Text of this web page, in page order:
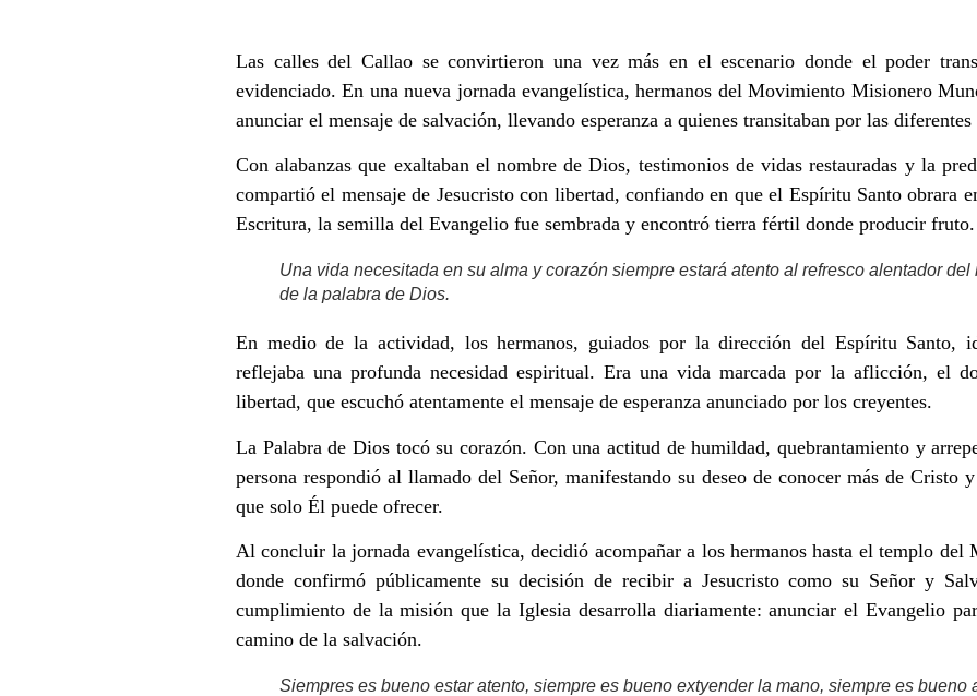
Las calles del Callao se convirtieron una vez más en el escenario donde el poder
evidenciado. En una nueva jornada evangelística, hermanos del Movimiento Misionero
anunciar el mensaje de salvación, llevando esperanza a quienes transitaban por las
Con alabanzas que exaltaban el nombre de Dios, testimonios de vidas restauradas y la
compartió el mensaje de Jesucristo con libertad, confiando en que el Espíritu Santo obrara
Escritura, la semilla del Evangelio fue sembrada y encontró tierra fértil donde producir fruto.
Una vida necesitada en su alma y corazón siempre estará atento al refresco alentador
de la palabra de Dios.
En medio de la actividad, los hermanos, guiados por la dirección del Espíritu Santo,
reflejaba una profunda necesidad espiritual. Era una vida marcada por la aflicción, el
libertad, que escuchó atentamente el mensaje de esperanza anunciado por los creyentes.
La Palabra de Dios tocó su corazón. Con una actitud de humildad, quebrantamiento y
persona respondió al llamado del Señor, manifestando su deseo de conocer más de Cristo
que solo Él puede ofrecer.
Al concluir la jornada evangelística, decidió acompañar a los hermanos hasta el templo
donde confirmó públicamente su decisión de recibir a Jesucristo como su Señor y
cumplimiento de la misión que la Iglesia desarrolla diariamente: anunciar el Evangelio
camino de la salvación.
Siempres es bueno estar atento, siempre es bueno extyender la mano, siempre es bueno